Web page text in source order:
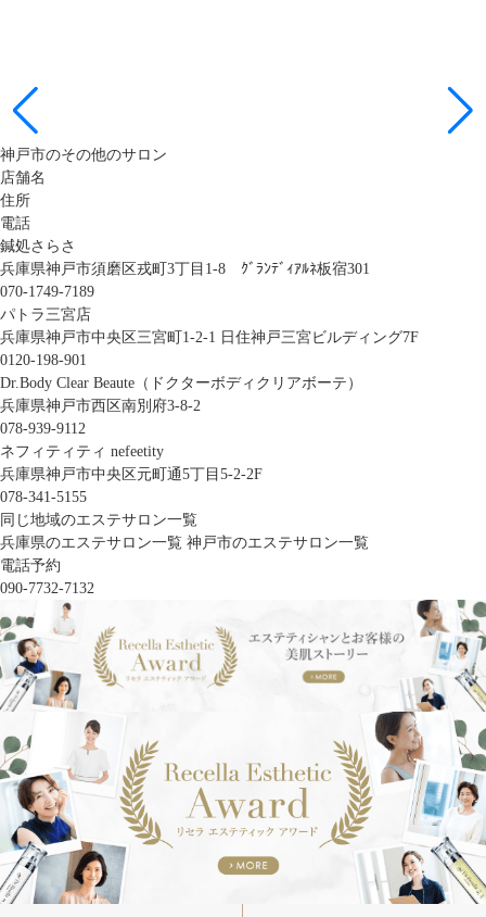
神戸市のその他のサロン
店舗名
住所
電話
鍼処さらさ
兵庫県神戸市須磨区戎町3丁目1-8 ｸﾞﾗﾝﾃﾞｨｱﾙﾈ板宿301
070-1749-7189
パトラ三宮店
兵庫県神戸市中央区三宮町1-2-1 日住神戸三宮ビルディング7F
0120-198-901
Dr.Body Clear Beaute（ドクターボディクリアボーテ）
兵庫県神戸市西区南別府3-8-2
078-939-9112
ネフィティティ nefeetity
兵庫県神戸市中央区元町通5丁目5-2-2F
078-341-5155
同じ地域のエステサロン一覧
兵庫県のエステサロン一覧 神戸市のエステサロン一覧
電話予約
090-7732-7132